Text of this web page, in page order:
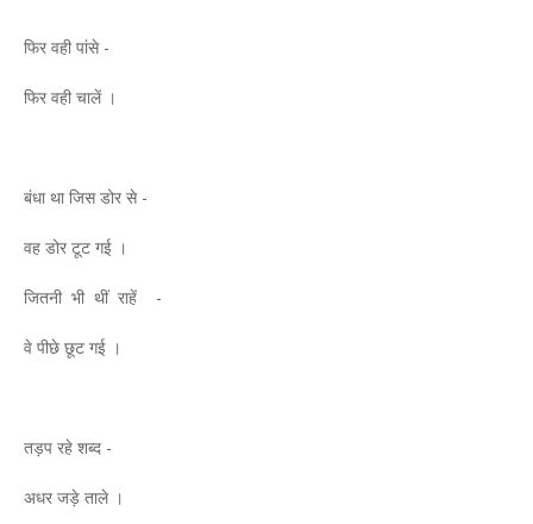
फिर वही पांसे -
फिर वही चालें ।
बंधा था जिस डोर से -
वह डोर टूट गई ।
जितनी भी थीं राहें -
वे पीछे छूट गई ।
तड़प रहे शब्द -
अधर जड़े ताले ।